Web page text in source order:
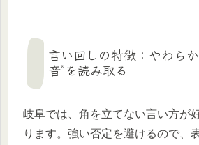
言い回しの特徴：やわら
音”を読み取る
岐阜では、角を立てない言い方が
ります。強い否定を避けるので、